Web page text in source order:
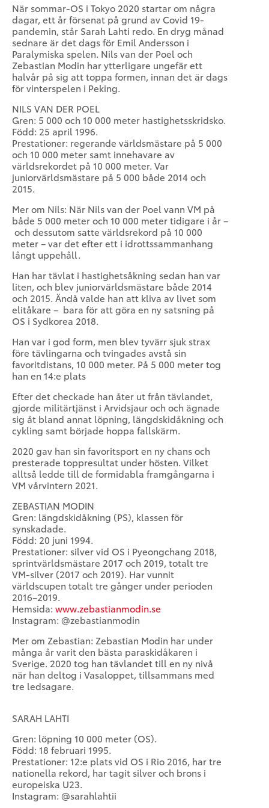
När sommar-OS i Tokyo 2020 startar om några
dagar, ett år försenat på grund av Covid 19-
pandemin, står Sarah Lahti redo. En dryg månad
sednare är det dags för Emil Andersson i
Paralymiska spelen. Nils van der Poel och
Zebastian Modin har ytterligare ungefär ett
halvår på sig att toppa formen, innan det är dags
för vinterspelen i Peking.
NILS VAN DER POEL
Gren: 5 000 och 10 000 meter hastighetsskridsko.
Född: 25 april 1996.
Prestationer: regerande världsmästare på 5 000
och 10 000 meter samt innehavare av
världsrekordet på 10 000 meter. Var
juniorvärldsmästare på 5 000 både 2014 och
2015.
Mer om Nils: När Nils van der Poel vann VM på
både 5 000 meter och 10 000 meter tidigare i år –
och dessutom satte världsrekord på 10 000
meter – var det efter ett i idrottssammanhang
långt uppehåll.
Han har tävlat i hastighetsåkning sedan han var
liten, och blev juniorvärldsmästare både 2014
och 2015. Ändå valde han att kliva av livet som
elitåkare – bara för att göra en ny satsning på
OS i Sydkorea 2018.
Han var i god form, men blev tyvärr sjuk strax
före tävlingarna och tvingades avstå sin
favoritdistans, 10 000 meter. På 5 000 meter tog
han en 14:e plats
Efter det checkade han åter ut från tävlandet,
gjorde militärtjänst i Arvidsjaur och och ägnade
sig åt bland annat löpning, längdskidåkning och
cykling samt började hoppa fallskärm.
2020 gav han sin favoritsport en ny chans och
presterade toppresultat under hösten. Vilket
alltså ledde till de formidabla framgångarna i
VM vårvintern 2021.
ZEBASTIAN MODIN
Gren: längdskidåkning (PS), klassen för
synskadade.
Född: 20 juni 1994.
Prestationer: silver vid OS i Pyeongchang 2018,
sprintvärldsmästare 2017 och 2019, totalt tre
VM-silver (2017 och 2019). Har vunnit
världscupen totalt tre gånger under perioden
2016–2019.
Hemsida: www.zebastianmodin.se
Instagram: @zebastianmodin
Mer om Zebastian: Zebastian Modin har under
många år varit den bästa paraskidåkaren i
Sverige. 2020 tog han tävlandet till en ny nivå
när han deltog i Vasaloppet, tillsammans med
tre ledsagare.
SARAH LAHTI
Gren: löpning 10 000 meter (OS).
Född: 18 februari 1995.
Prestationer: 12:e plats vid OS i Rio 2016, har tre
nationella rekord, har tagit silver och brons i
europeiska U23.
Instagram: @sarahlahtii